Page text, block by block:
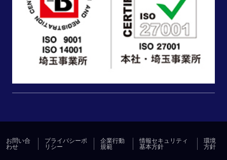
お問い合
わせ
プライバシーポ
リシー
企業行動
規範
情報セキュリティ
基本方針
環境
方針